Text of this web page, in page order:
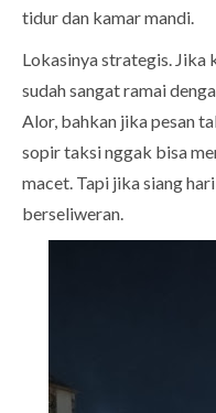
tidur dan kamar mandi.
Lokasinya strategis. Jika
sudah sangat ramai
Alor, bahkan jika pesan
sopir taksi nggak bisa
macet. Tapi jika siang
berseliweran.